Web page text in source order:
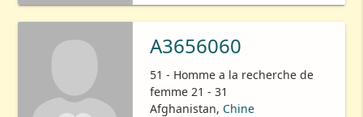
A3656060
51 - Homme a la recherche de
femme 21 - 31
Afghanistan, Chine